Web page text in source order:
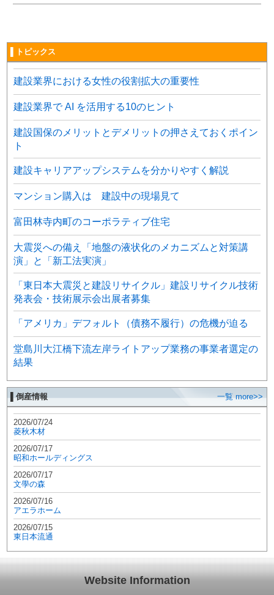
▌トピックス
建設業界における女性の役割拡大の重要性
建設業界で AI を活用する10のヒント
建設国保のメリットとデメリットの押さえておくポイン
ト
建設キャリアアップシステムを分かりやすく解説
マンション購入は 建設中の現場見て
富田林寺内町のコーポラティブ住宅
大震災への備え「地盤の液状化のメカニズムと対策講
演」と「新工法実演」
「東日本大震災と建設リサイクル」建設リサイクル技術
発表会・技術展示会出展者募集
「アメリカ」デフォルト（債務不履行）の危機が迫る
堂島川大江橋下流左岸ライトアップ業務の事業者選定の
結果
▌倒産情報 一覧 more>>
2026/07/24
菱秋木材
2026/07/17
昭和ホールディングス
2026/07/17
文學の森
2026/07/16
アエラホーム
2026/07/15
東日本流通
Website Information